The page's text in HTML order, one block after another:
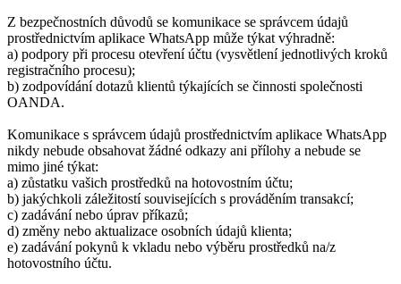
Z bezpečnostních důvodů se komunikace se správcem údajů
prostřednictvím aplikace WhatsApp může týkat výhradně:
a) podpory při procesu otevření účtu (vysvětlení jednotlivých kroků
registračního procesu);
b) zodpovídání dotazů klientů týkajících se činnosti společnosti
OANDA.
Komunikace s správcem údajů prostřednictvím aplikace WhatsApp
nikdy nebude obsahovat žádné odkazy ani přílohy a nebude se
mimo jiné týkat:
a) zůstatku vašich prostředků na hotovostním účtu;
b) jakýchkoli záležitostí souvisejících s prováděním transakcí;
c) zadávání nebo úprav příkazů;
d) změny nebo aktualizace osobních údajů klienta;
e) zadávání pokynů k vkladu nebo výběru prostředků na/z
hotovostního účtu.